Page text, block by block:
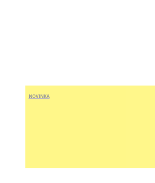
NOVINKA